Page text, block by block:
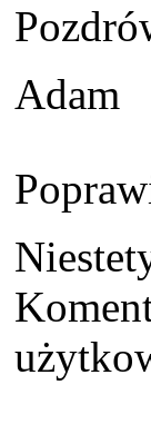
Adam